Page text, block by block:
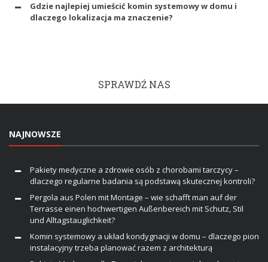
Gdzie najlepiej umieścić komin systemowy w domu i
dlaczego lokalizacja ma znaczenie?
SPRAWDŹ NAS
NAJNOWSZE
Pakiety medyczne a zdrowie osób z chorobami tarczycy –
dlaczego regularne badania są podstawą skutecznej kontroli?
Pergola aus Polen mit Montage – wie schafft man auf der
Terrasse einen hochwertigen Außenbereich mit Schutz, Stil
und Alltagstauglichkeit?
Komin systemowy a układ kondygnacji w domu – dlaczego pion
instalacyjny trzeba planować razem z architekturą